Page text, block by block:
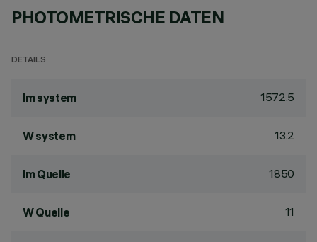
PHOTOMETRISCHE DATEN
DETAILS
lm system 1572.5
W system 13.2
lm Quelle 1850
W Quelle 11